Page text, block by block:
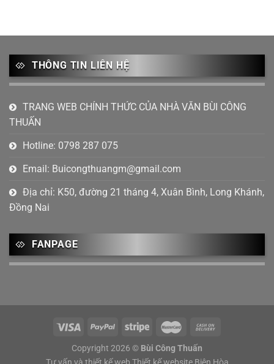
Tháng 10 2023(3)
Tháng 9 2023
Tháng 8 2023(1)
Tháng 7 2023(6)
Tháng 6 2023
Tháng 4 2023(2)
Tháng 2 2023(1)
Tháng 1 2023(2)
Tháng mười một 2022
Tháng 10 2022(1)
Tháng 6 2022(2)
THÔNG TIN LIÊN HỆ
TRANG WEB CHÍNH THỨC CỦA NHÀ VĂN BÙI CÔNG
THUẤN
Hotline: 0798 287 075
Email: Buicongthuangm@gmail.com
Địa chỉ: K50, đường 21 tháng 4, Xuân Bình, Long Khánh,
Đồng Nai
FANPAGE
Copyright 2026 © Bùi Công Thuấn